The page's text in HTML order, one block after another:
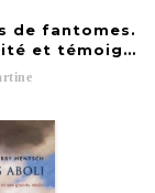
Lumières:
de fantomes.
et